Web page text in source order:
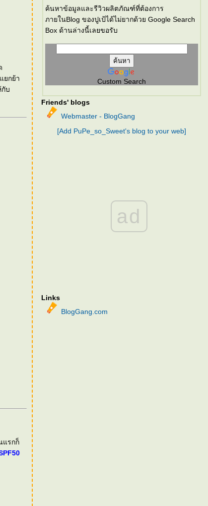
ยกย้า
บ
แรกก็
ค้นหาข้อมูลและรีวิวผลิตภัณฑ์ที่ต้องการ
ภายในBlog ของปูเป้ได้ไม่ยากด้วย Google Search
Box ด้านล่างนี้เลยขอรับ
Custom Search
Friends' blogs
Webmaster - BlogGang
[Add PuPe_so_Sweet's blog to your web]
ad
Links
BlogGang.com